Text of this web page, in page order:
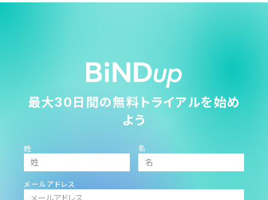
最大30日間の無料トライアルを始め
よう
姓 名
メールアドレス